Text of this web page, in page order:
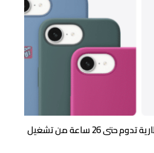
IPhone 16e آيفون 16e بطارية تدوم حتى 26 ساعة من تشغيل